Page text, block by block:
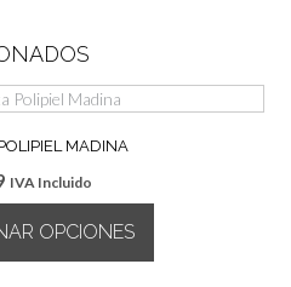
MADINA
IVA Incluido
OPCIONES